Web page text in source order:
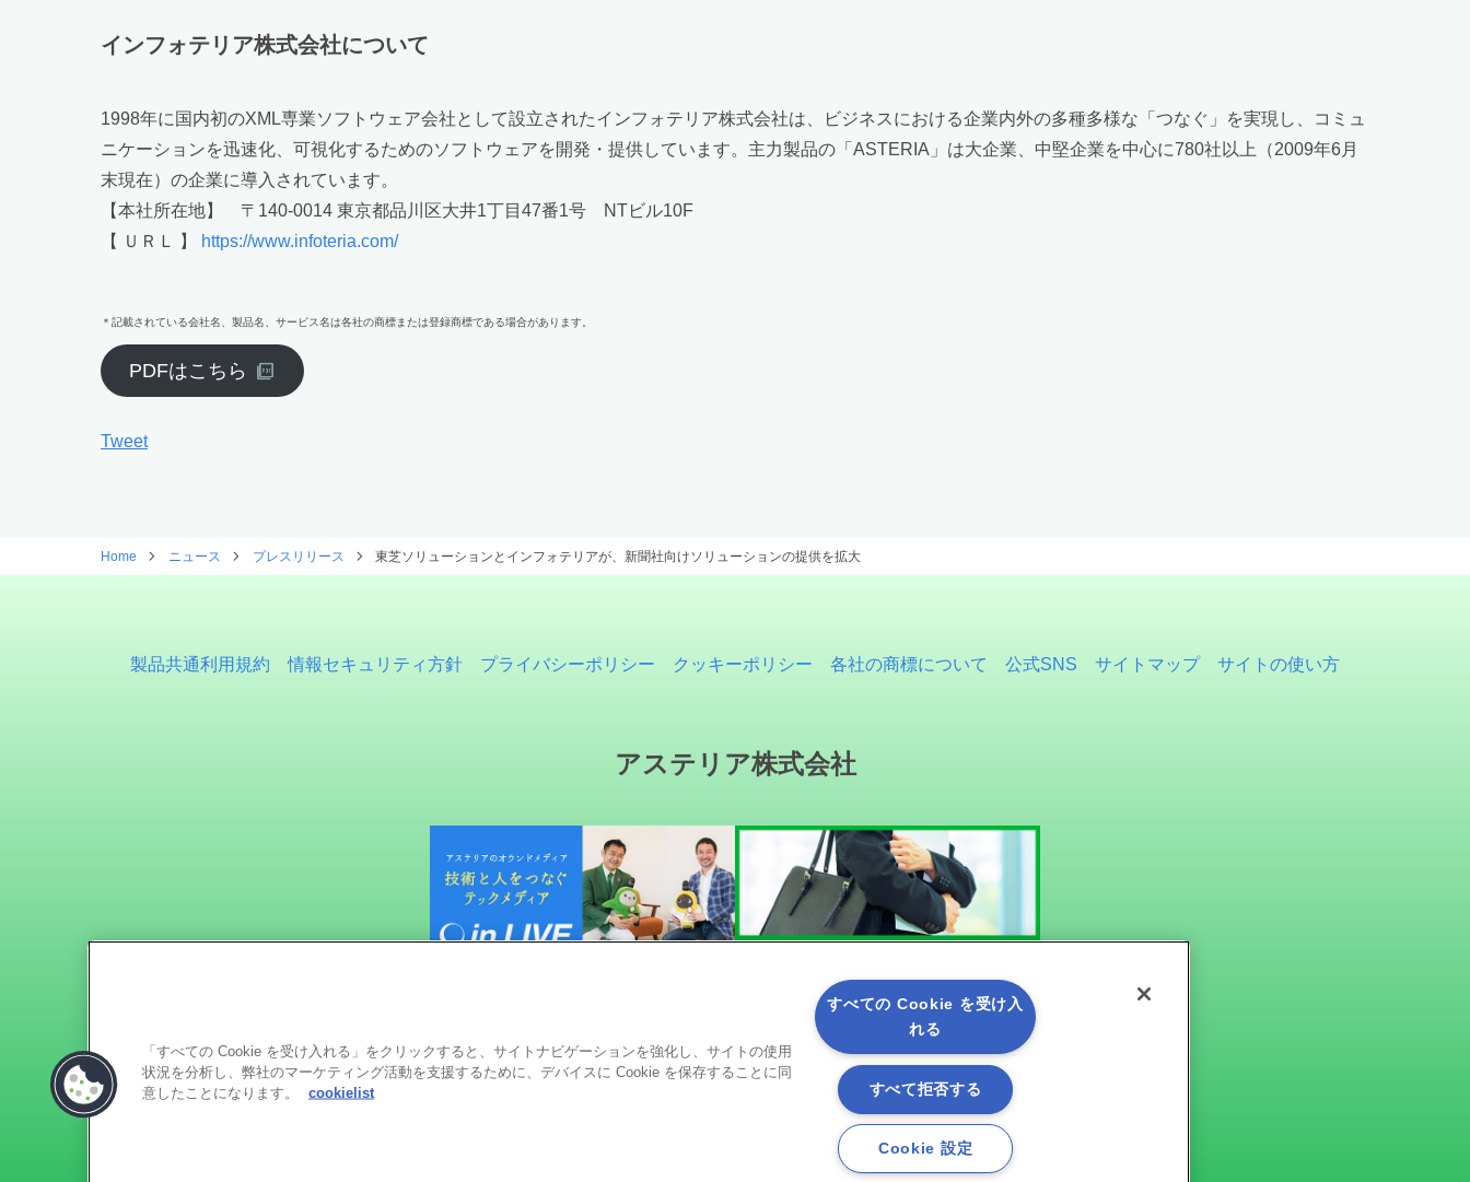
インフォテリア株式会社について
1998年に国内初のXML専業ソフトウェア会社として設立されたインフォテリア株式会社は、ビジネスにおける企業内外の多種多様な「つなぐ」を実現し、コミュ
ニケーションを迅速化、可視化するためのソフトウェアを開発・提供しています。主力製品の「ASTERIA」は大企業、中堅企業を中心に780社以上（2009年6月
末現在）の企業に導入されています。
【本社所在地】 〒140-0014 東京都品川区大井1丁目47番1号 NTビル10F
【 ＵＲＬ 】
https://www.infoteria.com/
＊記載されている会社名、製品名、サービス名は各社の商標または登録商標である場合があります。
PDFはこちら
Tweet
Home ニュース プレスリリース 東芝ソリューションとインフォテリアが、新聞社向けソリューションの提供を拡大
製品共通利用規約 情報セキュリティ方針 プライバシーポリシー クッキーポリシー 各社の商標について 公式SNS サイトマップ サイトの使い方
アステリア株式会社
ソーシャルメディア
「すべての Cookie を受け入れる」をクリックすると、サイトナビゲーションを強化し、サイトの使用
状況を分析し、弊社のマーケティング活動を支援するために、デバイスに Cookie を保存することに同
意したことになります。
cookielist
すべての Cookie を受け入
れる
すべて拒否する
Cookie 設定